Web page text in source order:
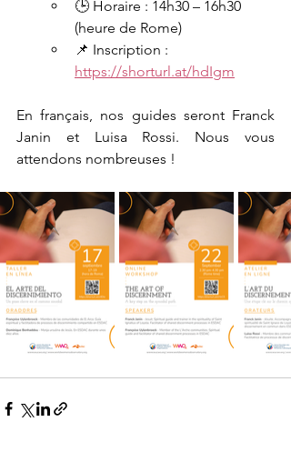
🕒 Horaire : 14h30 – 16h30
(heure de Rome)
📌 Inscription :
https://shorturl.at/hdIgm
En français, nos guides seront Franck
Janin et Luisa Rossi. Nous vous
attendons nombreuses !